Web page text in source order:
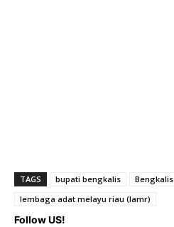
TAGS bupati bengkalis
Bengkalis
lembaga adat melayu riau (lamr)
Follow US!